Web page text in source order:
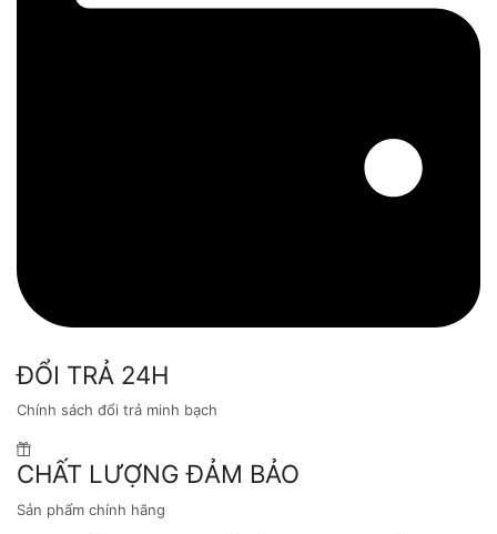
ĐỔI TRẢ 24H
Chính sách đổi trả minh bạch
CHẤT LƯỢNG ĐẢM BẢO
Sản phẩm chính hãng